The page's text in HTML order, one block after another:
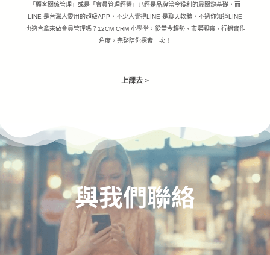
「顧客關係管理」或是「會員管理經營」已經是品牌當今獲利的最關鍵基礎，而
LINE 是台灣人愛用的超級APP，不少人覺得LINE 是聊天軟體，不過你知道LINE
也適合拿來做會員管理嗎？12CM CRM 小學堂，從當今趨勢、市場觀察、行銷實作
角度，完整陪你探索一次！
上課去 >
與我們聯絡